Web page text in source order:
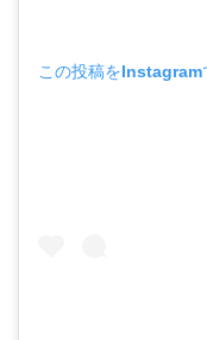
この投稿をInstagram